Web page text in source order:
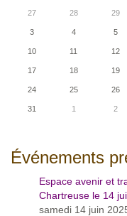
27 28 29
3 4 5
10 11 12
17 18 19
24 25 26
31 1 2
Événements
Espace avenir et
Chartreuse le 14
samedi 14 juin